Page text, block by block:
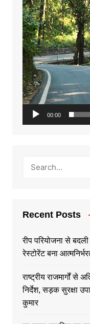
00:00
Recent Posts
रीप परियोजना से
रेस्टोरेंट बना
राष्ट्रीय राजमार्गों
निर्देश, सड़क सुरक्षा
कुमार